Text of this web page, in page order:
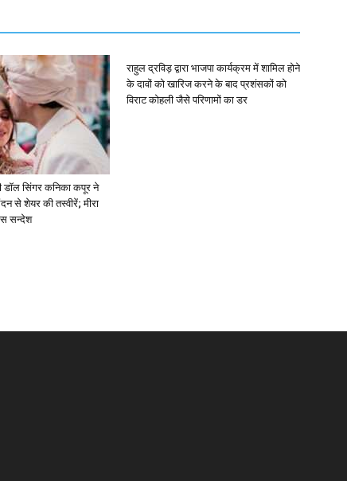
डॉल सिंगर कनिका कपूर ने
से शेयर की तस्वीरें; मीरा
सन्देश
राहुल द्रविड़ द्वारा भाजपा कार्यक्रम में शामिल होने
के दावों को खारिज करने के बाद प्रशंसकों को
विराट कोहली जैसे परिणामों का डर